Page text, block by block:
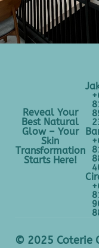
Reveal Your
Best Natural
Glow – Your
Skin
Transformation
Starts Here!
© 2025 Coterie